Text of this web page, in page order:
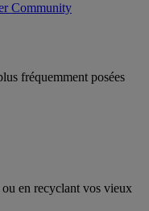
Community
fréquemment posées
en recyclant vos vieux